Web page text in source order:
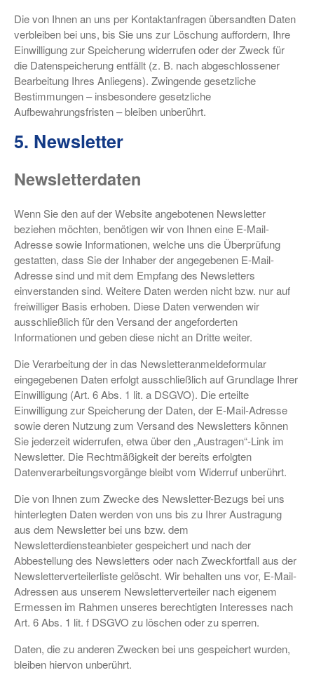
Die von Ihnen an uns per Kontaktanfragen übersandten Daten
verbleiben bei uns, bis Sie uns zur Löschung auffordern, Ihre
Einwilligung zur Speicherung widerrufen oder der Zweck für
die Datenspeicherung entfällt (z. B. nach abgeschlossener
Bearbeitung Ihres Anliegens). Zwingende gesetzliche
Bestimmungen – insbesondere gesetzliche
Aufbewahrungsfristen – bleiben unberührt.
5. Newsletter
Newsletter­daten
Wenn Sie den auf der Website angebotenen Newsletter
beziehen möchten, benötigen wir von Ihnen eine E-Mail-
Adresse sowie Informationen, welche uns die Überprüfung
gestatten, dass Sie der Inhaber der angegebenen E-Mail-
Adresse sind und mit dem Empfang des Newsletters
einverstanden sind. Weitere Daten werden nicht bzw. nur auf
freiwilliger Basis erhoben. Diese Daten verwenden wir
ausschließlich für den Versand der angeforderten
Informationen und geben diese nicht an Dritte weiter.
Die Verarbeitung der in das Newsletteranmeldeformular
eingegebenen Daten erfolgt ausschließlich auf Grundlage Ihrer
Einwilligung (Art. 6 Abs. 1 lit. a DSGVO). Die erteilte
Einwilligung zur Speicherung der Daten, der E-Mail-Adresse
sowie deren Nutzung zum Versand des Newsletters können
Sie jederzeit widerrufen, etwa über den „Austragen“-Link im
Newsletter. Die Rechtmäßigkeit der bereits erfolgten
Datenverarbeitungsvorgänge bleibt vom Widerruf unberührt.
Die von Ihnen zum Zwecke des Newsletter-Bezugs bei uns
hinterlegten Daten werden von uns bis zu Ihrer Austragung
aus dem Newsletter bei uns bzw. dem
Newsletterdiensteanbieter gespeichert und nach der
Abbestellung des Newsletters oder nach Zweckfortfall aus der
Newsletterverteilerliste gelöscht. Wir behalten uns vor, E-Mail-
Adressen aus unserem Newsletterverteiler nach eigenem
Ermessen im Rahmen unseres berechtigten Interesses nach
Art. 6 Abs. 1 lit. f DSGVO zu löschen oder zu sperren.
Daten, die zu anderen Zwecken bei uns gespeichert wurden,
bleiben hiervon unberührt.